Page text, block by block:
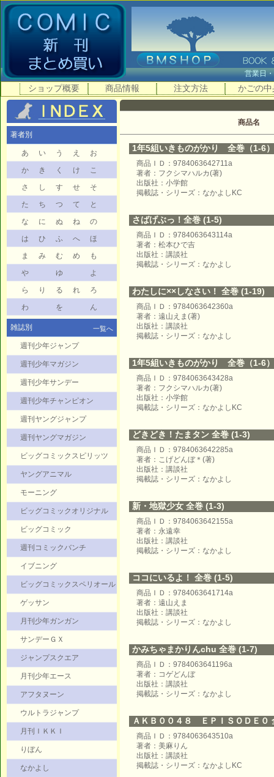
営業
ショップ概要 商品情報 注文方法 かごの中
著者別
あ い う え
お
か
き く け
こ
さ
し す せ
そ
た
ち つ て
と
な
に ぬ ね
の
は
ひ ふ へ
ほ
ま
み む め
も
や
ゆ
よ
ら
り る れ
ろ
わ
を ん
雑誌別 一覧へ
週刊少年ジャンプ
週刊少年マガジン
週刊少年サンデー
週刊少年チャンピオン
週刊ヤングジャンプ
週刊ヤングマガジン
ビッグコミックスピリッツ
ヤングアニマル
モーニング
ビッグコミックオリジナル
ビッグコミック
週刊コミックバンチ
イブニング
ビッグコミックスペリオール
ゲッサン
月刊少年ガンガン
サンデーＧＸ
ジャンプスクエア
月刊少年エース
アフタヌーン
ウルトラジャンプ
月刊ＩＫＫＩ
りぼん
なかよし
商品名
1年5組いきものがかり 全巻（1-6）
商品ＩＤ：9784063642711a
著者：フクシマハルカ(著)
出版社：小学館
掲載誌・シリーズ：なかよしKC
さばげぶっ！全巻 (1-5)
商品ＩＤ：9784063643114a
著者：松本ひで吉
出版社：講談社
掲載誌・シリーズ：なかよし
わたしに××しなさい！ 全巻 (1-19)
商品ＩＤ：9784063642360a
著者：遠山えま(著)
出版社：講談社
掲載誌・シリーズ：なかよし
1年5組いきものがかり 全巻（1-6）
商品ＩＤ：9784063643428a
著者：フクシマハルカ(著)
出版社：小学館
掲載誌・シリーズ：なかよしKC
どきどき！たまタン 全巻 (1-3)
商品ＩＤ：9784063642285a
著者：こげどんぼ＊(著)
出版社：講談社
掲載誌・シリーズ：なかよし
新・地獄少女 全巻 (1-3)
商品ＩＤ：9784063642155a
著者：永遠幸
出版社：講談社
掲載誌・シリーズ：なかよし
ココにいるよ！ 全巻 (1-5)
商品ＩＤ：9784063641714a
著者：遠山えま
出版社：講談社
掲載誌・シリーズ：なかよし
かみちゃまかりんchu 全巻 (1-7)
商品ＩＤ：9784063641196a
著者：コゲどんぼ
出版社：講談社
掲載誌・シリーズ：なかよし
ＡＫＢ００４８ ＥＰＩＳＯＤＥ０
商品ＩＤ：9784063643510a
著者：美麻りん
出版社：講談社
掲載誌・シリーズ：なかよしKC